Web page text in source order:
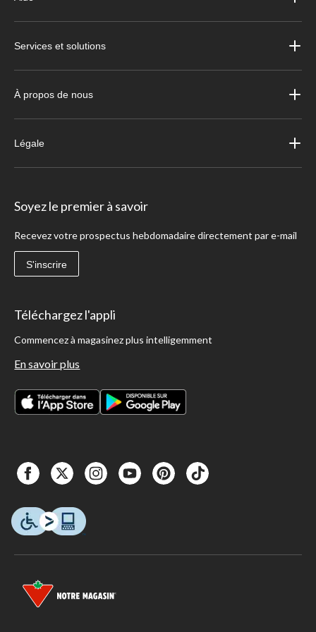
Services et solutions
À propos de nous
Légale
Soyez le premier à savoir
Recevez votre prospectus hebdomadaire directement par e-mail
S'inscrire
Téléchargez l'appli
Commencez à magasinez plus intelligemment
En savoir plus